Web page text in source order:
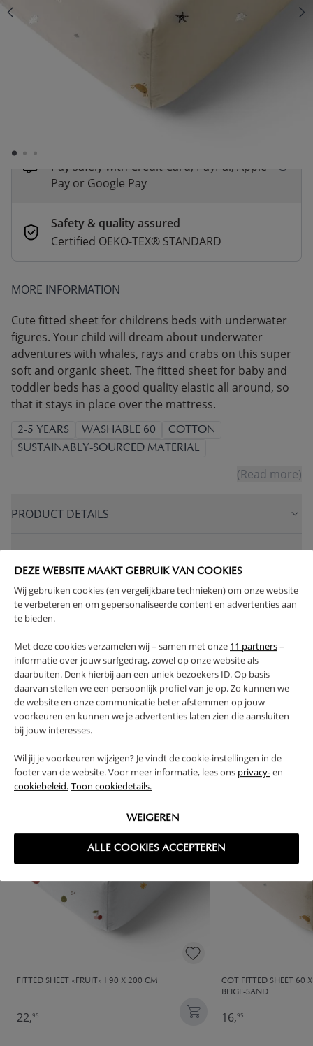
DEZE WEBSITE MAAKT GEBRUIK VAN COOKIES
Wij gebruiken cookies (en vergelijkbare technieken) om onze website
te verbeteren en om gepersonaliseerde content en advertenties aan
te bieden.
Met deze cookies verzamelen wij – samen met onze 11 partners–
informatie over jouw surfgedrag, zowel op onze website als
daarbuiten. Denk hierbij aan een uniek bezoekers ID. Op basis
daarvan stellen we een persoonlijk profiel van je op. Zo kunnen we
de website en onze communicatie beter afstemmen op jouw
voorkeuren en kunnen we je advertenties laten zien die aansluiten
bij jouw interesses.
Wil jij je voorkeuren wijzigen? Je vindt de cookie-instellingen in de
footer van de website. Voor meer informatie, lees ons privacy-en
cookiebeleid. Toon cookiedetails.
WEIGEREN
ALLE COOKIES ACCEPTEREN
In stock
Order by 2pm for same-day dispatch.
Delivery in 1–3 business days
Pay safely with Credit Card, PayPal, Apple
Pay or Google Pay
Safety & quality assured
Certified OEKO-TEX® STANDARD
MORE INFORMATION
Cute fitted sheet for childrens beds with underwater
figures. Your child will dream about underwater
adventures with whales, rays and crabs on this super
soft and organic sheet. The fitted sheet for baby and
toddler beds has a good quality elastic all around, so
that it stays in place over the mattress.
2-5 YEARS WASHABLE 60
COTTON
SUSTAINABLY-SOURCED MATERIAL
(Read more)
PRODUCT DETAILS
PROS AND CONS
FAQ
High-contrast mode
FREQUENTLY BOUGHT TOGETHER
FITTED SHEET «FRUIT» | 90 X 200 CM
22,95
COT FITTED SHEET 60
BEIGE-SAND
16,95